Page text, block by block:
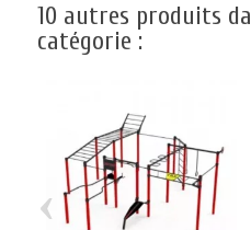
10 autres produits
catégorie :
‹